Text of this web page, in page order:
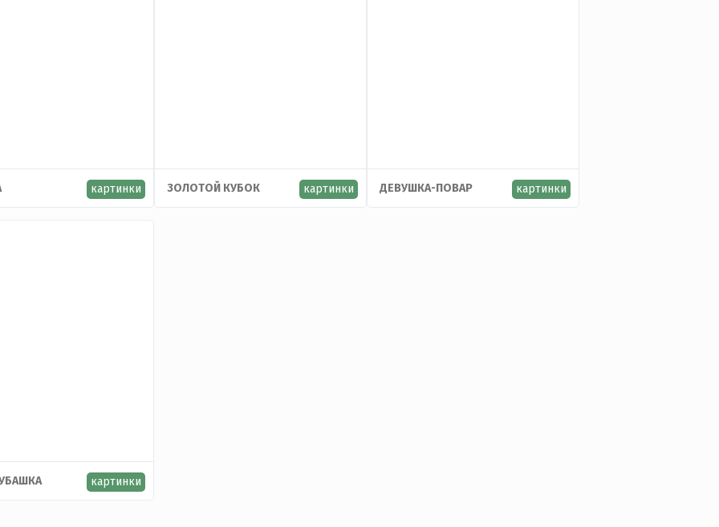
картинки ЗОЛОТОЙ КУБОК картинки ДЕВУШКА-ПОВАР картинки
картинки